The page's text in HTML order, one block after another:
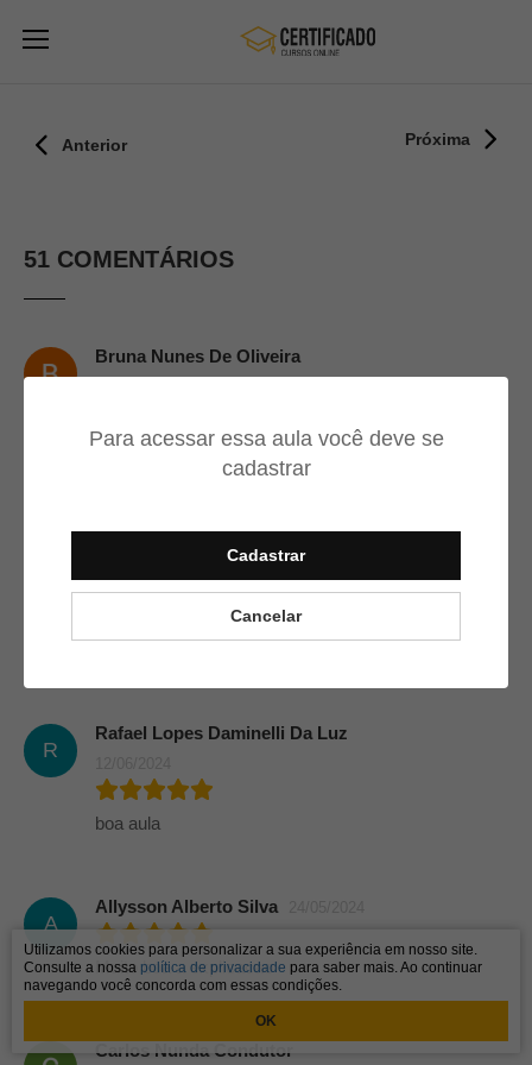
Para acessar essa aula você deve se
cadastrar
Cadastrar
Cancelar
Anterior Próxima
51 COMENTÁRIOS
Bruna Nunes De Oliveira
Nota 1000
Odim Santos Ferreira
25/09/2024
R
Rafael Lopes Daminelli Da Luz
boa aula
A
Allysson Alberto Silva
Muito boa a explicacao
Carlos Nunda Condutor
Utilizamos cookies para personalizar a sua experiência em nosso site.
Consulte a nossa política de privacidade para saber mais. Ao continuar
navegando você concorda com essas condições.
OK